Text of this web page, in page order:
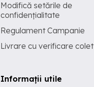
Modifică setările de
confidențialitate
Regulament Campanie
Livrare cu verificare colet
Informații utile